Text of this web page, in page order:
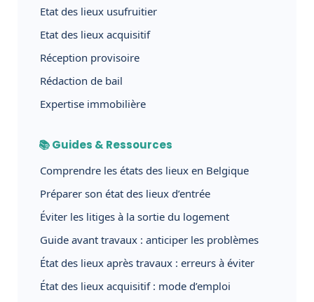
Etat des lieux usufruitier
Etat des lieux acquisitif
Réception provisoire
Rédaction de bail
Expertise immobilière
📚 Guides & Ressources
Comprendre les états des lieux en Belgique
Préparer son état des lieux d’entrée
Éviter les litiges à la sortie du logement
Guide avant travaux : anticiper les problèmes
État des lieux après travaux : erreurs à éviter
État des lieux acquisitif : mode d’emploi